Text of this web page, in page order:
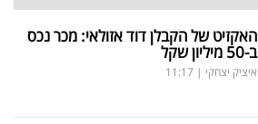
האקזיט של הקבלן דוד אזולאי: מכר נכס
ב-50 מיליון שקל
איציק יצחקי |
11:17